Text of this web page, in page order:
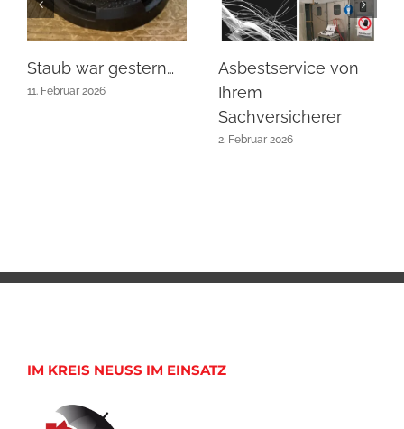
Staub war gestern…
11. Februar 2026
Asbestservice von
Ihrem
Sachversicherer
2. Februar 2026
IM KREIS NEUSS IM EINSATZ